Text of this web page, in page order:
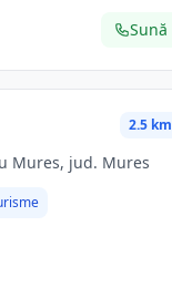
Sună
2.5 km
Mures, jud. Mures